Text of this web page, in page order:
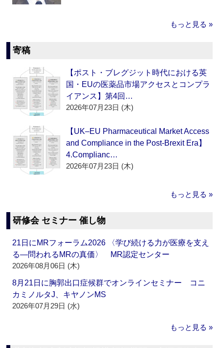
もっと見る »
寄稿
【ポスト・ブレグジット時代における英
国・EUの医薬品市場アクセスとコンプラ
イアンス】第4回…
2026年07月23日 (木)
【UK–EU Pharmaceutical Market Access
and Compliance in the Post-Brexit Era】
4.Complianc…
2026年07月23日 (木)
もっと見る »
研修会 セミナー 催し物
21日にMRフォーラム2026 〈学び続ける力が医療を支え
る―問われるMRの真価〉 MR認定センター
2026年08月06日 (木)
8月21日に胸郭出口症候群でオンラインセミナー コニ
カミノルタJ、キヤノンMS
2026年07月29日 (水)
もっと見る »